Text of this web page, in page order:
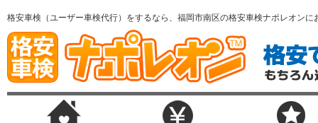
格安車検（ユーザー車検代行）をするなら、福岡市南区の格安車検ナポレオンに